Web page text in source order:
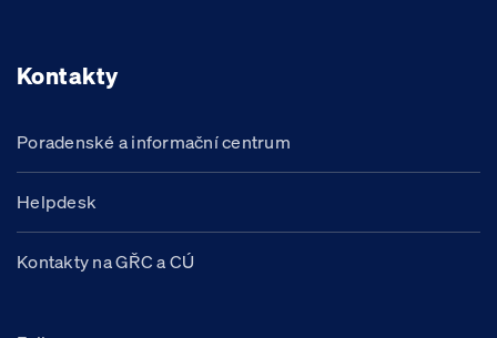
Kontakty
Poradenské a informační centrum
Helpdesk
Kontakty na GŘC a CÚ